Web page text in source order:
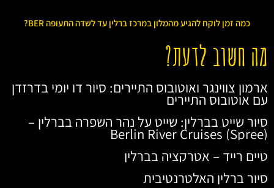
כמה זמן לוקח להגיע מהמלון במרכז ברלין עד לשדה התעופה BER?
מה חשוב לדעת?
ארמון צווינגר ואוטובוס התיירים: סיור דו יומי בדרזדן
עם אוטובוס התיירים
סיור שייט בברלין: שייט על נהר השפרה בברלין –
Berlin River Cruises (Spree)
טיים רייד – אטרקציה בברלין
סיור ברלין האלטרנטיבית